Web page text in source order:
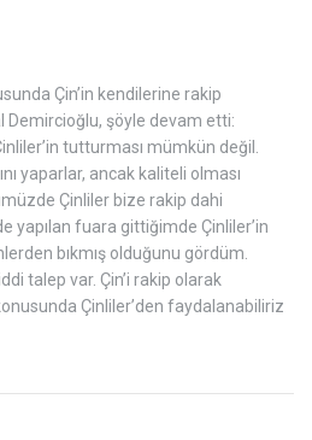
Çin’in kendilerine rakip
Demircioğlu, şöyle devam etti:
tutturması mümkün değil.
yaparlar, ancak kaliteli olması
Çinliler bize rakip dahi
yapılan fuara gittiğimde Çinliler’in
bıkmış olduğunu gördüm.
talep var. Çin’i rakip olarak
Çinliler’den faydalanabiliriz